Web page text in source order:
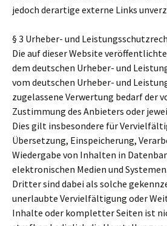
jedoch derartige externe Links
§ 3 Urheber- und
Die auf dieser Website
dem deutschen Urheber- und
vom deutschen Urheber- und
zugelassene Verwertung bedarf der
Zustimmung des Anbieters oder
Dies gilt insbesondere für
Übersetzung, Einspeicherung,
Wiedergabe von Inhalten in
elektronischen Medien und
Dritter sind dabei als solche
unerlaubte Vervielfältigung oder
Inhalte oder kompletter Seiten ist